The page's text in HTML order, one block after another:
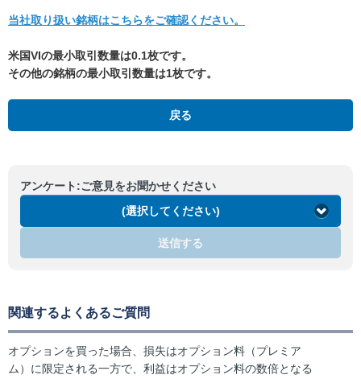
当社取り扱い銘柄はこちらをご確認ください。
米国VIの最小取引数量は0.1枚です。
その他の銘柄の最小取引数量は1枚です。
戻る
アンケート:ご意見をお聞かせください
(選択してください)
送信する
関連するよくあるご質問
オプションを買った場合、損失はオプション料（プレミア
ム）に限定される一方で、利益はオプション料の数倍となる